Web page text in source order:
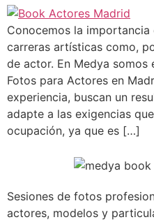
Conocemos la
carreras artísticas como,
de actor. En Medya somos
Fotos para Actores en
experiencia, buscan un
adapte a las exigencias
ocupación, ya que es […]
Sesiones de fotos
actores, modelos y